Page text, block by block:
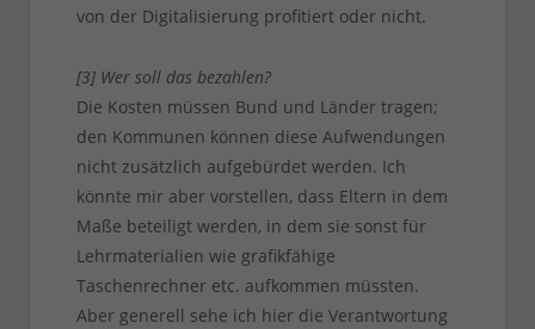
von der Digitalisierung profitiert oder nicht.
[3] Wer soll das bezahlen?
Die Kosten müssen Bund und Länder tragen;
den Kommunen können diese Aufwendungen
nicht zusätzlich aufgebürdet werden. Ich
könnte mir aber vorstellen, dass Eltern in dem
Maße beteiligt werden, in dem sie sonst für
Lehrmaterialien wie grafikfähige
Taschenrechner etc. aufkommen müssten.
Aber generell sehe ich hier die Verantwortung